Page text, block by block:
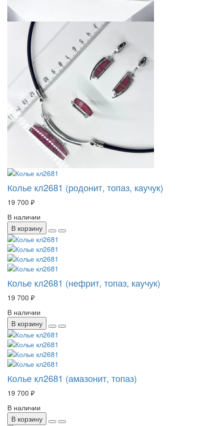
Колье кл2681 (родонит, топаз, каучук)
19 700 ₽
В наличии
В корзину
Колье кл2681 (нефрит, топаз, каучук)
19 700 ₽
В наличии
В корзину
Колье кл2681 (амазонит, топаз)
19 700 ₽
В наличии
В корзину